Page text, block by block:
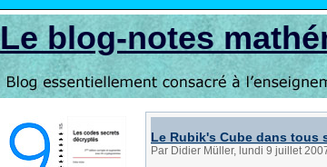
Le blog-notes
Le Rubik's Cube dans tous
Par Didier Müller, lundi 9 juillet